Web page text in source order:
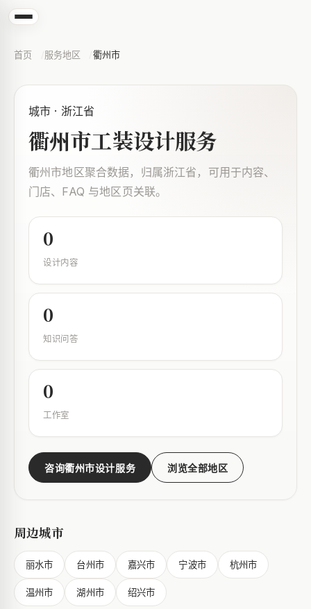
首页 服务地区 衢州市
城市 · 浙江省
衢州市工装设计服务
衢州市地区聚合数据，归属浙江省，可用于内容、
门店、FAQ 与地区页关联。
0
设计内容
0
知识问答
0
工作室
咨询衢州市设计服务 浏览全部地区
周边城市
丽水市 台州市 嘉兴市 宁波市 杭州市
温州市 湖州市 绍兴市